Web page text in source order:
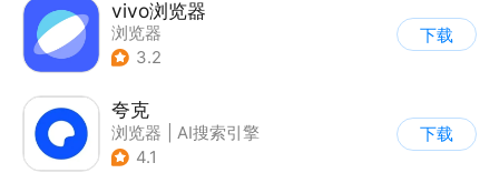
vivo浏览器
浏览器
3.2
下载
夸克
浏览器
AI搜索引擎
4.1
下载